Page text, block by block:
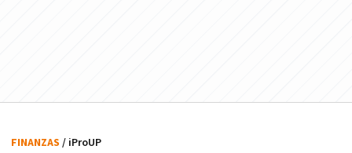
FINANZAS / iProUP